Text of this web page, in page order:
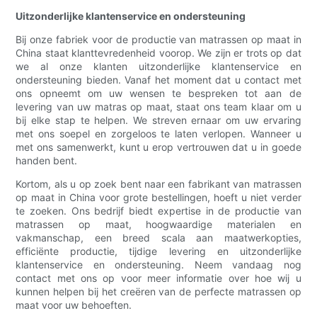
Uitzonderlijke klantenservice en ondersteuning
Bij onze fabriek voor de productie van matrassen op maat in
China staat klanttevredenheid voorop. We zijn er trots op dat
we al onze klanten uitzonderlijke klantenservice en
ondersteuning bieden. Vanaf het moment dat u contact met
ons opneemt om uw wensen te bespreken tot aan de
levering van uw matras op maat, staat ons team klaar om u
bij elke stap te helpen. We streven ernaar om uw ervaring
met ons soepel en zorgeloos te laten verlopen. Wanneer u
met ons samenwerkt, kunt u erop vertrouwen dat u in goede
handen bent.
Kortom, als u op zoek bent naar een fabrikant van matrassen
op maat in China voor grote bestellingen, hoeft u niet verder
te zoeken. Ons bedrijf biedt expertise in de productie van
matrassen op maat, hoogwaardige materialen en
vakmanschap, een breed scala aan maatwerkopties,
efficiënte productie, tijdige levering en uitzonderlijke
klantenservice en ondersteuning. Neem vandaag nog
contact met ons op voor meer informatie over hoe wij u
kunnen helpen bij het creëren van de perfecte matrassen op
maat voor uw behoeften.